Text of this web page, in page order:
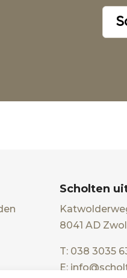
Scholten
8041 AD
T: 038 3035
E: